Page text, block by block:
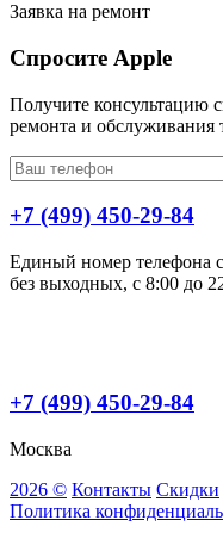
Заявка на ремонт
Спросите Apple
Получите консультацию
ремонта и обслуживания
+7 (499) 450-29-84
Единый номер телефона
без выходных, с 8:00 до
+7 (499) 450-29-84
Москва
2026 © Контакты Скидки
Политика